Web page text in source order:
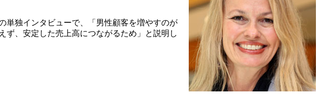
単独インタビューで、「男性顧客を増やすのが
ず、安定した売上高につながるため」と説明し